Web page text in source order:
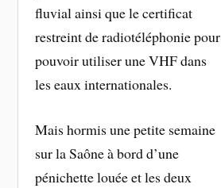
fluvial ainsi que le certificat
restreint de radiotéléphonie pour
pouvoir utiliser une VHF dans
les eaux internationales.
Mais hormis une petite semaine
sur la Saône à bord d’une
pénichette louée et les deux